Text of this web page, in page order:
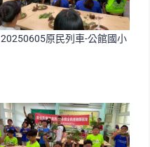
20250605原民列車-公館國小